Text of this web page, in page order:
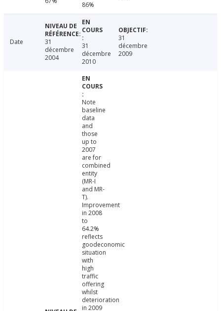
86%
Date
31
décembre
2004
31
décembre
2010
31
décembre
2009
Note
baseline
data
and
those
up to
2007
are for
combined
entity
(MR-I
and MR-
T).
Improvement
in 2008
to
64.2%
reflects
goodeconomic
situation
with
high
traffic
offering
whilst
deterioration
in 2009